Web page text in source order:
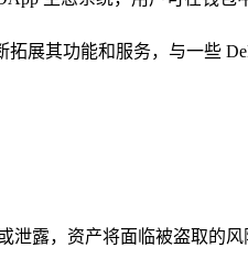
拓展其功能和服务，与一些
泄露，资产将面临被盗取的